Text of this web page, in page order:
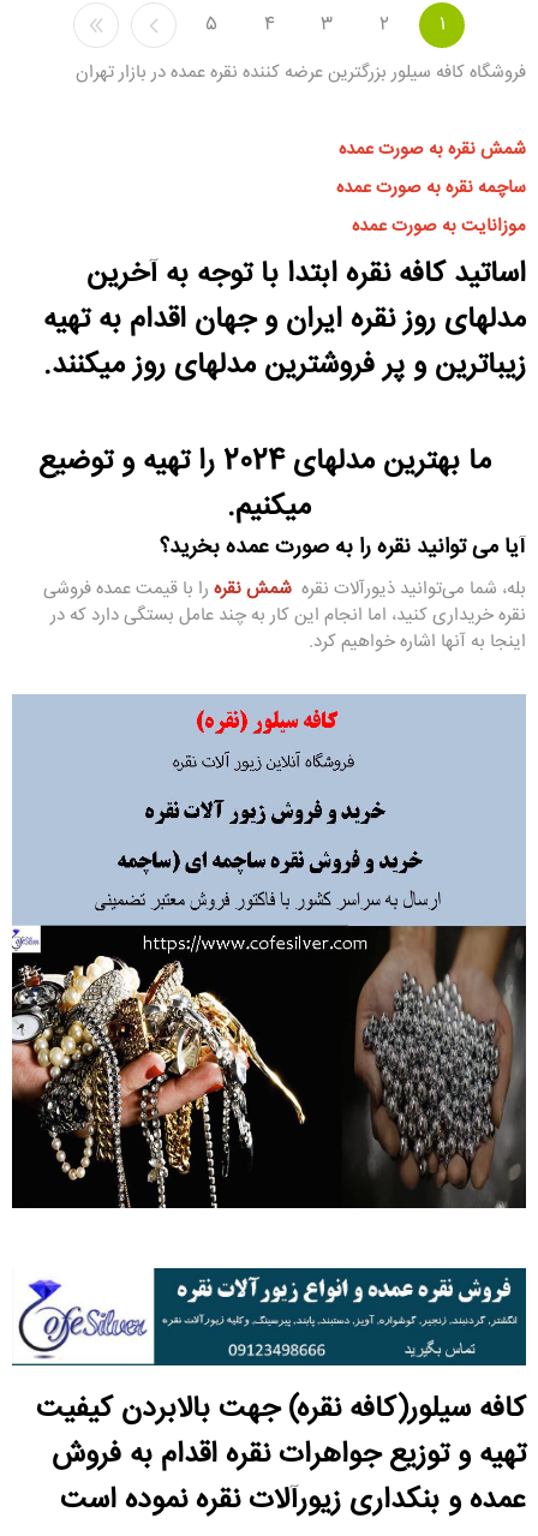
1
2
3
4
5
فروشگاه کافه سیلور بزرگترین عرضه کننده نقره عمده در بازار تهران
شمش نقره به صورت عمده
ساچمه نقره به صورت عمده
موزانایت به صورت عمده
اساتید کافه نقره ابتدا با توجه به آخرین
مدلهای روز نقره ایران و جهان اقدام به تهیه
زیباترین و پر فروشترین مدلهای روز میکنند.
ما بهترین مدلهای 2024 را تهیه و توضیع
میکنیم.
آیا می توانید نقره را به صورت عمده بخرید؟
بله، شما می‌توانید ذیورآلات نقره شمش نقره را با قیمت عمده فروشی
نقره خریداری کنید، اما انجام این کار به چند عامل بستگی دارد که در
اینجا به آنها اشاره خواهیم کرد.
کافه سیلور(کافه نقره)جهت بالابردن کیفیت
تهیه و توزیع جواهرات نقره اقدام به فروش
عمده وبنکداری زیورآلات نقرهنموده است